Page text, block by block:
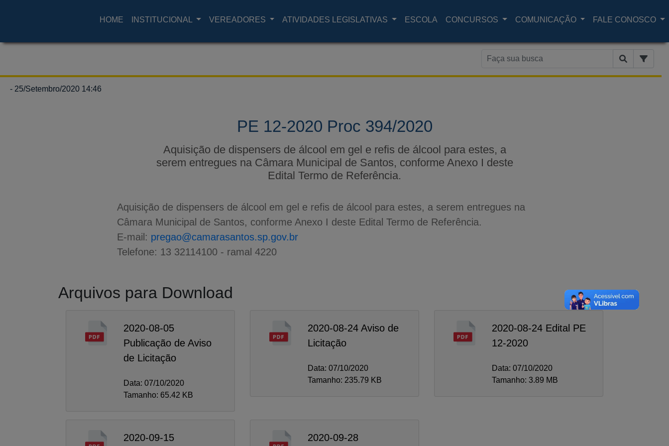
HOME INSTITUCIONAL VEREADORES ATIVIDADES LEGISLATIVAS ESCOLA CONCURSOS COMUNICAÇÃO FALE CONOSCO
- 25/Setembro/2020 14:46
PE 12-2020 Proc 394/2020
Aquisição de dispensers de álcool em gel e refis de álcool para estes, a
serem entregues na Câmara Municipal de Santos, conforme Anexo I deste
Edital Termo de Referência.
Aquisição de dispensers de álcool em gel e refis de álcool para estes, a serem entregues na
Câmara Municipal de Santos, conforme Anexo I deste Edital Termo de Referência.
E-mail: pregao@camarasantos.sp.gov.br
Telefone: 13 32114100 - ramal 4220
Arquivos para Download
2020-08-05
Publicação de Aviso
de Licitação
Data: 07/10/2020
Tamanho: 65.42 KB
2020-08-24 Aviso de
Licitação
Data: 07/10/2020
Tamanho: 235.79 KB
2020-08-24 Edital PE
12-2020
Data: 07/10/2020
Tamanho: 3.89 MB
2020-09-15 2020-09-28